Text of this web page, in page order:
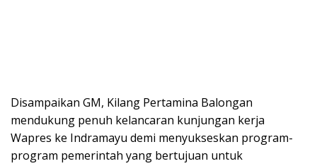
Disampaikan GM, Kilang Pertamina Balongan
mendukung penuh kelancaran kunjungan kerja
Wapres ke Indramayu demi menyukseskan program-
program pemerintah yang bertujuan untuk